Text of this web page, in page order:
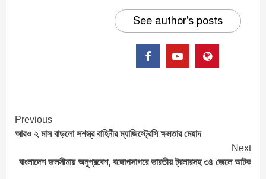
See author's posts
Continue
Reading
Previous
আরও ২ মাস বাড়লো সশস্ত্র বাহিনীর ম্যাজিস্ট্রেসি ক্ষমতার মেয়াদ
Next
বাংলাদেশ জলসীমায় অনুপ্রবেশ, বঙ্গোপসাগরে ভারতীয় ট্রলারসহ ৩৪ জেলে আটক